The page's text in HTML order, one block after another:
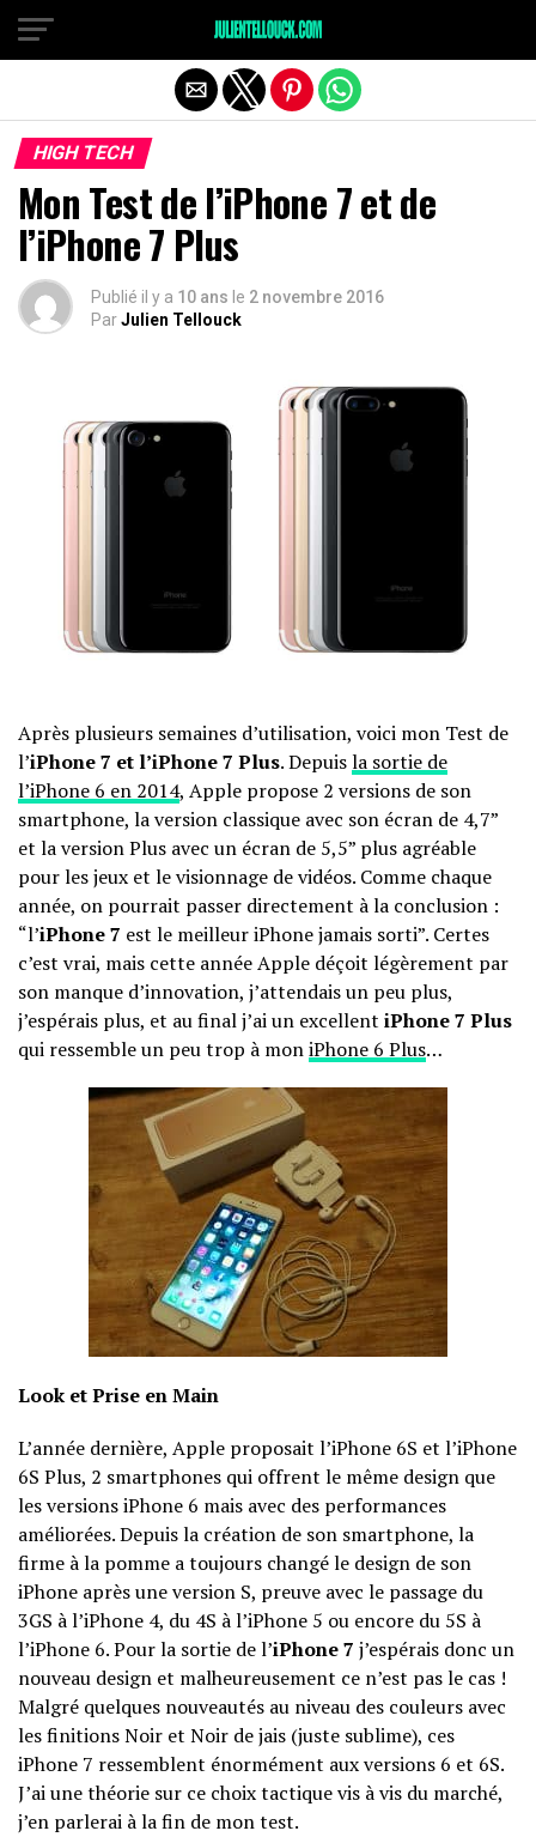
HIGH TECH
Mon Test de l’iPhone 7 et de
l’iPhone 7 Plus
Publié il y a 10 ans le 2 novembre 2016
ParJulien Tellouck
Après plusieurs semaines d’utilisation, voici mon Test de
l’iPhone 7 et l’iPhone 7 Plus. Depuisla sortie de
l’iPhone 6 en 2014, Apple propose 2 versions de son
smartphone, la version classique avec son écran de 4,7”
et la version Plus avec un écran de 5,5” plus agréable
pour les jeux et le visionnage de vidéos. Comme chaque
année, on pourrait passer directement à la conclusion :
“l’iPhone 7 est le meilleur iPhone jamais sorti”. Certes
c’est vrai, mais cette année Apple déçoit légèrement par
son manque d’innovation, j’attendais un peu plus,
j’espérais plus, et au final j’ai un excellent iPhone 7 Plus
qui ressemble un peu trop à moniPhone 6 Plus…
Look et Prise en Main
L’année dernière, Apple proposait l’iPhone 6S et l’iPhone
6S Plus, 2 smartphones qui offrent le même design que
les versions iPhone 6 mais avec des performances
améliorées. Depuis la création de son smartphone, la
firme à la pomme a toujours changé le design de son
iPhone après une version S, preuve avec le passage du
3GS à l’iPhone 4, du 4S à l’iPhone 5 ou encore du 5S à
l’iPhone 6. Pour la sortie de l’iPhone 7 j’espérais donc un
nouveau design et malheureusement ce n’est pas le cas !
Malgré quelques nouveautés au niveau des couleurs avec
les finitions Noir et Noir de jais (juste sublime), ces
iPhone 7 ressemblent énormément aux versions 6 et 6S.
J’ai une théorie sur ce choix tactique vis à vis du marché,
j’en parlerai à la fin de mon test.